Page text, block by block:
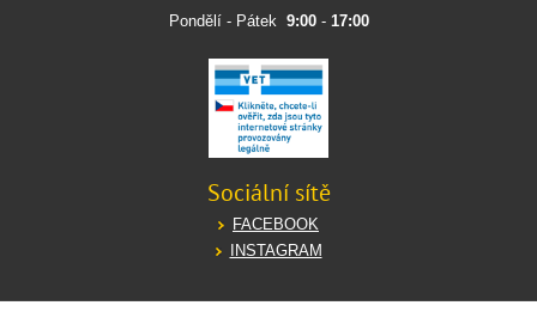
Pondělí - Pátek 9:00- 17:00
Sociální sítě
FACEBOOK
INSTAGRAM